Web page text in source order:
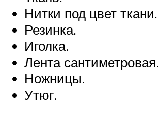
Нитки под цвет ткани.
Резинка.
Иголка.
Лента сантиметровая.
Ножницы.
Утюг.